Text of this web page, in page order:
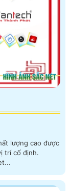
lượng cao được
trí cố định.